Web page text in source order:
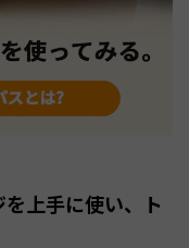
上手に使い、ト